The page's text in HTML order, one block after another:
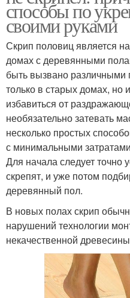
способы по
своими руками
Скрип половиц является
домах с деревянными
быть вызвано различными
только в старых домах, но
избавиться от
необязательно затевать
несколько простых
с минимальными
Для начала следует точно
скрепят, и уже потом
деревянный пол.
В новых полах скрип
нарушений технологии
некачественной